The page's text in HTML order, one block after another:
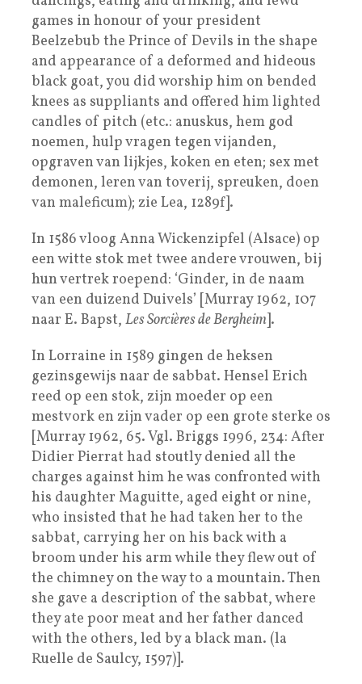
games in honour of your president
Beelzebub the Prince of Devils in the shape
and appearance of a deformed and hideous
black goat, you did worship him on bended
knees as suppliants and offered him lighted
candles of pitch (etc.: anuskus, hem god
noemen, hulp vragen tegen vijanden,
opgraven van lijkjes, koken en eten; sex met
demonen, leren van toverij, spreuken, doen
van maleficum); zie Lea, 1289f].
In 1586 vloog Anna Wickenzipfel (Alsace) op
een witte stok met twee andere vrouwen, bij
hun vertrek roepend: ‘Ginder, in de naam
van een duizend Duivels’ [Murray 1962, 107
naar E. Bapst, Les Sorcières de Bergheim].
In Lorraine in 1589 gingen de heksen
gezinsgewijs naar de sabbat. Hensel Erich
reed op een stok, zijn moeder op een
mestvork en zijn vader op een grote sterke os
[Murray 1962, 65. Vgl. Briggs 1996, 234: After
Didier Pierrat had stoutly denied all the
charges against him he was confronted with
his daughter Maguitte, aged eight or nine,
who insisted that he had taken her to the
sabbat, carrying her on his back with a
broom under his arm while they flew out of
the chimney on the way to a mountain. Then
she gave a description of the sabbat, where
they ate poor meat and her father danced
with the others, led by a black man. (la
Ruelle de Saulcy, 1597)].